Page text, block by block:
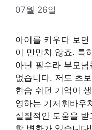
07월 26일
아이를 키우다 보
이 만만치 않죠. 특
아닌 필수라 부모
없습니다. 저도 초
한숨 쉬던 기억이
영하는 기저휘바우
실질적인 도움을